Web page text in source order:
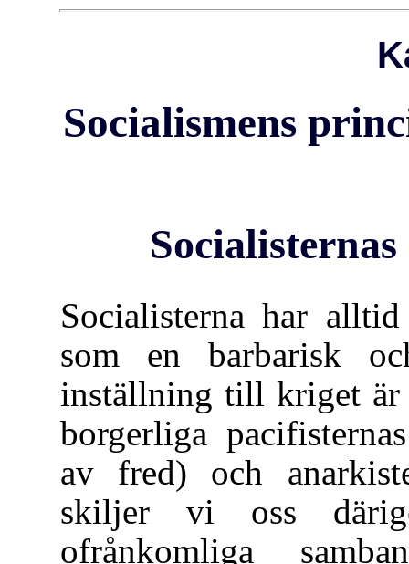
Socialismens
Socialisterna har
som en barbarisk
inställning till kriget är
borgerliga
av fred) och
skiljer vi oss
ofrånkomliga